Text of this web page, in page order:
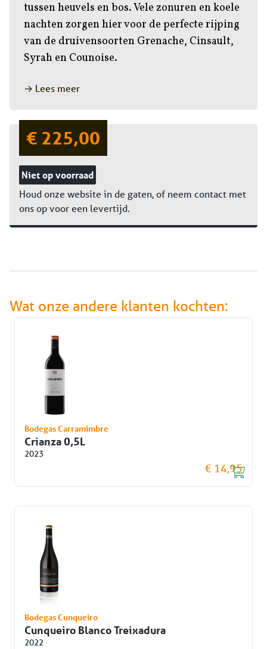
tussen heuvels en bos. Vele zonuren en koele
nachten zorgen hier voor de perfecte rijping
van de druivensoorten Grenache, Cinsault,
Syrah en Counoise.
→ Lees meer
€ 225,00
Niet op voorraad
Houd onze website in de gaten, of neem contact met
ons op voor een levertijd.
Wat onze andere klanten kochten:
Bodegas Carramimbre
Crianza 0,5L
2023
€ 14,95
Bodegas Cunqueiro
Cunqueiro Blanco Treixadura
2022